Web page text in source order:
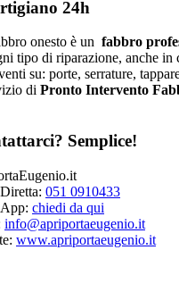
24h
onesto è un fabbro
tipo di riparazione, anche in
su: porte, serrature,
di Pronto Intervento
Semplice!
051 0910433
chiedi da qui
info@apriportaeugenio.it
www.apriportaeugenio.it